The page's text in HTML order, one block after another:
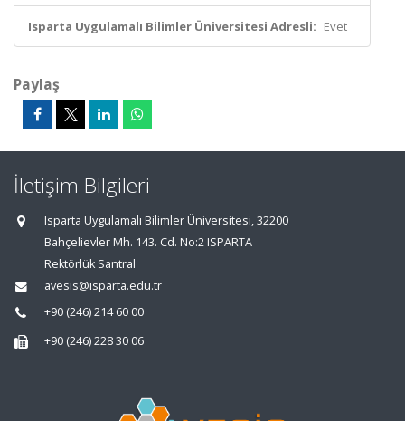
Isparta Uygulamalı Bilimler Üniversitesi Adresli: Evet
Paylaş
İletişim Bilgileri
Isparta Uygulamalı Bilimler Üniversitesi, 32200
Bahçelievler Mh. 143. Cd. No:2 ISPARTA
Rektörlük Santral
avesis@isparta.edu.tr
+90 (246) 214 60 00
+90 (246) 228 30 06